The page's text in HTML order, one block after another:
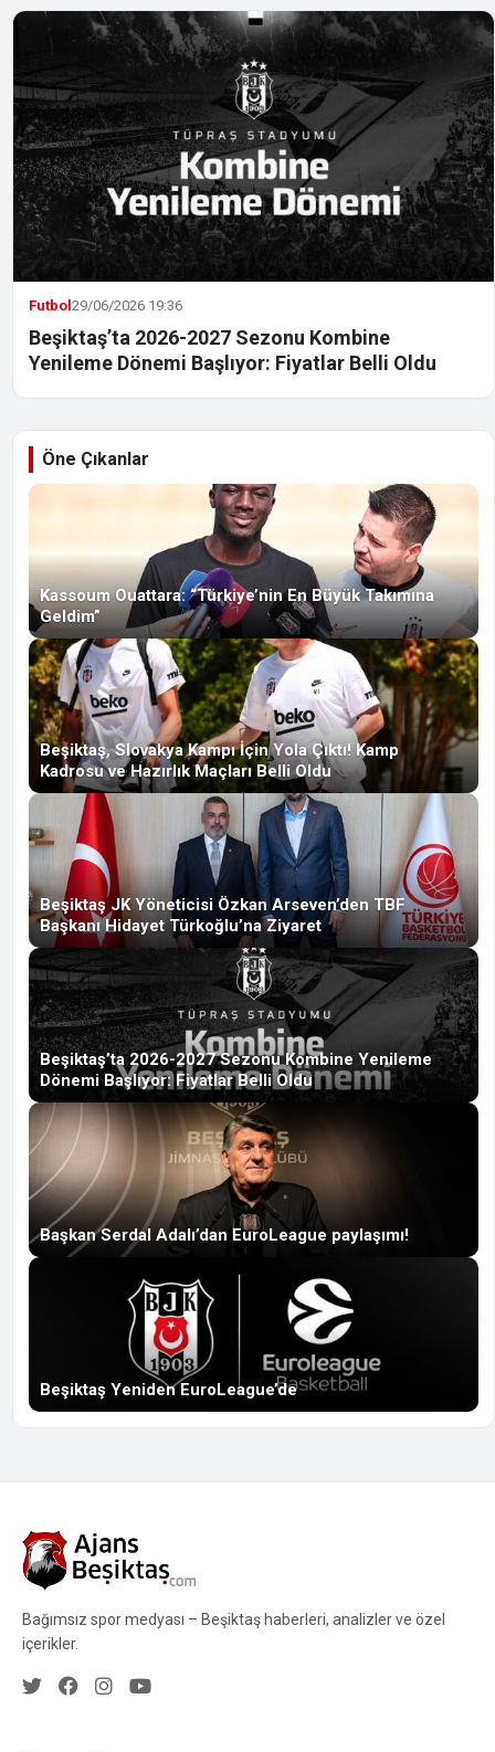
Futbol29/06/2026 19:36
Beşiktaş’ta 2026-2027 Sezonu Kombine
Yenileme Dönemi Başlıyor: Fiyatlar Belli Oldu
Öne Çıkanlar
Kassoum Ouattara: “Türkiye’nin En Büyük Takımına
Geldim”
Beşiktaş, Slovakya Kampı İçin Yola Çıktı! Kamp
Kadrosu ve Hazırlık Maçları Belli Oldu
Beşiktaş JK Yöneticisi Özkan Arseven’den TBF
Başkanı Hidayet Türkoğlu’na Ziyaret
Beşiktaş’ta 2026-2027 Sezonu Kombine Yenileme
Dönemi Başlıyor: Fiyatlar Belli Oldu
Başkan Serdal Adalı’dan EuroLeague paylaşımı!
Beşiktaş Yeniden EuroLeague’de
Bağımsız spor medyası – Beşiktaş haberleri, analizler ve özel
içerikler.